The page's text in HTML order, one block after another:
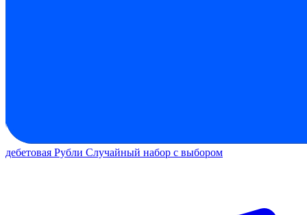
дебетовая Рубли Случайный набор с выбором